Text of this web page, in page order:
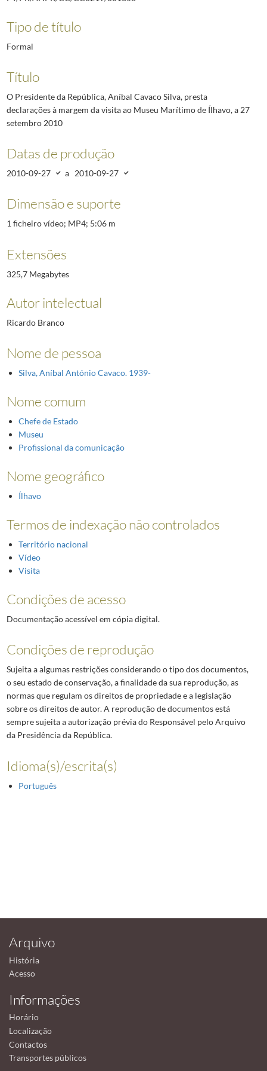
Tipo de título
Formal
Título
O Presidente da República, Aníbal Cavaco Silva, presta
declarações à margem da visita ao Museu Marítimo de Ílhavo, a 27
setembro 2010
Datas de produção
2010-09-27 a 2010-09-27
Dimensão e suporte
1 ficheiro vídeo; MP4; 5:06 m
Extensões
325,7 Megabytes
Autor intelectual
Ricardo Branco
Nome de pessoa
Silva, Aníbal António Cavaco. 1939-
Nome comum
Chefe de Estado
Museu
Profissional da comunicação
Nome geográfico
Ílhavo
Termos de indexação não controlados
Território nacional
Vídeo
Visita
Condições de acesso
Documentação acessível em cópia digital.
Condições de reprodução
Sujeita a algumas restrições considerando o tipo dos documentos,
o seu estado de conservação, a finalidade da sua reprodução, as
normas que regulam os direitos de propriedade e a legislação
sobre os direitos de autor. A reprodução de documentos está
sempre sujeita a autorização prévia do Responsável pelo Arquivo
da Presidência da República.
Idioma(s)/escrita(s)
Português
Arquivo
História
Acesso
Informações
Horário
Localização
Contactos
Transportes públicos